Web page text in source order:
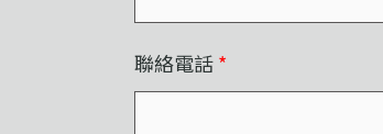
聯絡電話*